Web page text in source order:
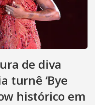
de diva
turnê ‘Bye
histórico em